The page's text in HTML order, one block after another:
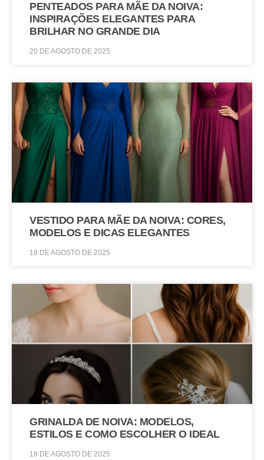
PENTEADOS PARA MÃE DA NOIVA:
INSPIRAÇÕES ELEGANTES PARA
BRILHAR NO GRANDE DIA
20 DE AGOSTO DE 2025
VESTIDO PARA MÃE DA NOIVA: CORES,
MODELOS E DICAS ELEGANTES
19 DE AGOSTO DE 2025
GRINALDA DE NOIVA: MODELOS,
ESTILOS E COMO ESCOLHER O IDEAL
18 DE AGOSTO DE 2025